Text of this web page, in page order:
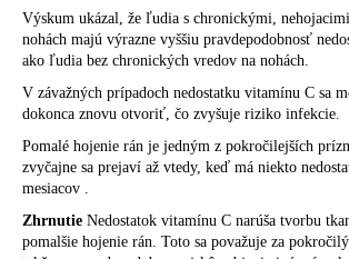
Výskum ukázal, že ľudia s chronickými,
nohách majú výrazne vyššiu pravdepodobnosť
ako ľudia bez chronických vredov na nohách.
V závažných prípadoch nedostatku vitamínu C sa
dokonca znovu otvoriť, čo zvyšuje riziko infekcie.
Pomalé hojenie rán je jedným z pokročilejších
zvyčajne sa prejaví až vtedy, keď má niekto
mesiacov .
Zhrnutie Nedostatok vitamínu C narúša tvorbu
pomalšie hojenie rán. Toto sa považuje za